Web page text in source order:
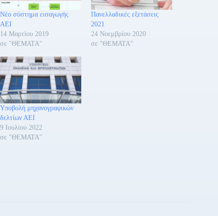
Νέο σύστημα εισαγωγής
ΑΕΙ
14 Μαρτίου 2019
σε "ΘΕΜΑΤΑ"
Πανελλαδικές εξετάσεις
2021
24 Νοεμβρίου 2020
σε "ΘΕΜΑΤΑ"
Υποβολή μηχανογραφικών
δελτίων ΑΕΙ
9 Ιουλίου 2022
σε "ΘΕΜΑΤΑ"